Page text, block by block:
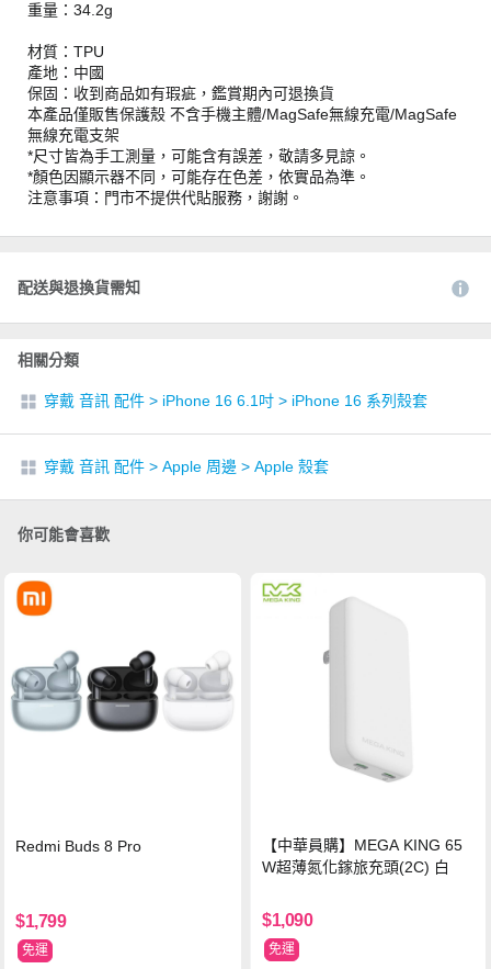
重量：34.2g
材質：TPU
產地：中國
保固：收到商品如有瑕疵，鑑賞期內可退換貨
本產品僅販售保護殼 不含手機主體/MagSafe無線充電/MagSafe
無線充電支架
*尺寸皆為手工測量，可能含有誤差，敬請多見諒。
*顏色因顯示器不同，可能存在色差，依實品為準。
注意事項：門市不提供代貼服務，謝謝。
配送與退換貨需知
相關分類
穿戴 音訊 配件 > iPhone 16 6.1吋 > iPhone 16 系列殼套
穿戴 音訊 配件 > Apple 周邊 > Apple 殼套
你可能會喜歡
Redmi Buds 8 Pro
$1,799
免運
【中華員購】MEGA KING 65
W超薄氮化鎵旅充頭(2C) 白
$1,090
免運